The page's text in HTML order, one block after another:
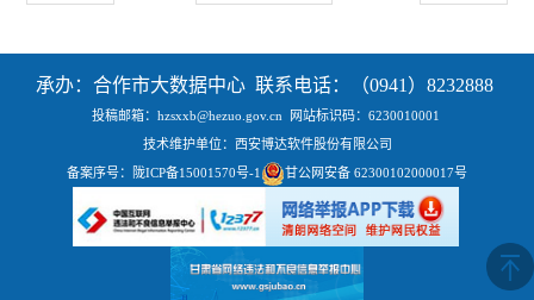
承办：合作市大数据中心 联系电话：（0941）8232888
投稿邮箱：hzsxxb@hezuo.gov.cn
网站标识码：6230010001
技术维护单位：西安博达软件股份有限公司
备案序号：
陇ICP备15001570号-1 甘公网安备 62300102000017号